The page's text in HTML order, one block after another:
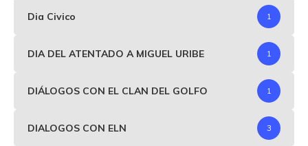
Dia Civico 1
DIA DEL ATENTADO A MIGUEL URIBE 1
DIÁLOGOS CON EL CLAN DEL GOLFO 1
DIALOGOS CON ELN 3